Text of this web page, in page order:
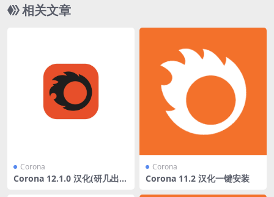
相关文章
Corona
Corona 12.1.0 汉化(研几出
Corona
Corona 11.2 汉化一键安装